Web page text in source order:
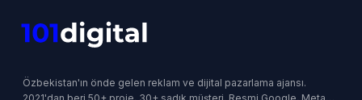
Özbekistan'ın önde gelen reklam ve dijital pazarlama ajansı.